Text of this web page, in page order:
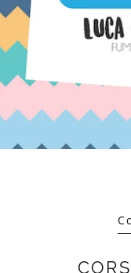
Contatti